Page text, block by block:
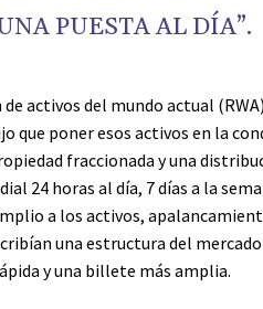
PUESTA AL DÍA”.
activos del mundo actual
que poner esos activos en la
fraccionada y una
24 horas al día, 7 días a la
a los activos,
una estructura del mercado
y una billete más amplia.